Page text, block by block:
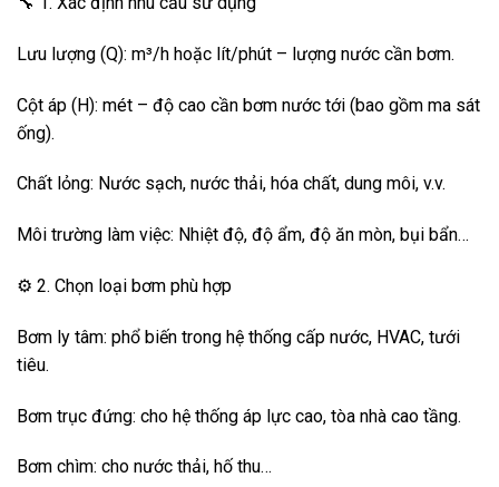
Lưu lượng (Q): m³/h hoặc lít/phút – lượng nước cần bơm.
Cột áp (H): mét – độ cao cần bơm nước tới (bao gồm ma sát
ống).
Chất lỏng: Nước sạch, nước thải, hóa chất, dung môi, v.v.
Môi trường làm việc: Nhiệt độ, độ ẩm, độ ăn mòn, bụi bẩn…
⚙️ 2. Chọn loại bơm phù hợp
Bơm ly tâm: phổ biến trong hệ thống cấp nước, HVAC, tưới
tiêu.
Bơm trục đứng: cho hệ thống áp lực cao, tòa nhà cao tầng.
Bơm chìm: cho nước thải, hố thu…